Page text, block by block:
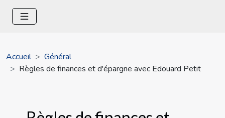
Accueil
Général
Règles de finances et d'épargne avec Edouard Petit